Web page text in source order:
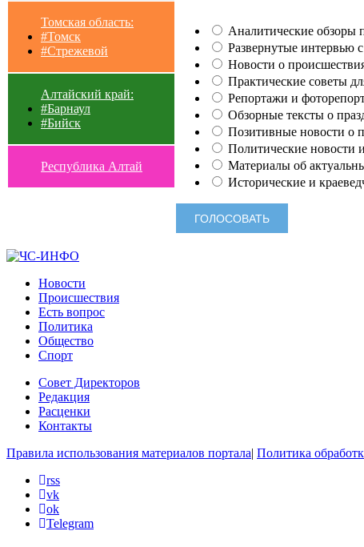
Томская область:
#Томск
#Стрежевой
Алтайский край:
#Барнаул
#Бийск
Республика Алтай
Аналитические обзоры
Развернутые интервью
Новости о
Практические советы
Репортажи и
Обзорные тексты о
Позитивные новости о
Политические новости
Материалы об
Исторические и
Новости
Происшествия
Есть вопрос
Политика
Общество
Спорт
Совет Директоров
Редакция
Расценки
Контакты
Правила использования материалов портала| Политика
rss
vk
ok
Telegram